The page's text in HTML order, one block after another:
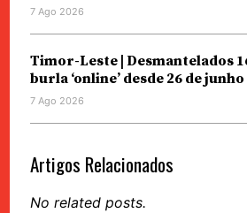
7 Ago 2026
Timor-Leste | Desmantelados
burla ‘online’ desde 26 de junho
7 Ago 2026
Artigos Relacionados
No related posts.